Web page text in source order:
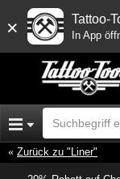
× Tattoo-
In App
Zurück zu "Liner"